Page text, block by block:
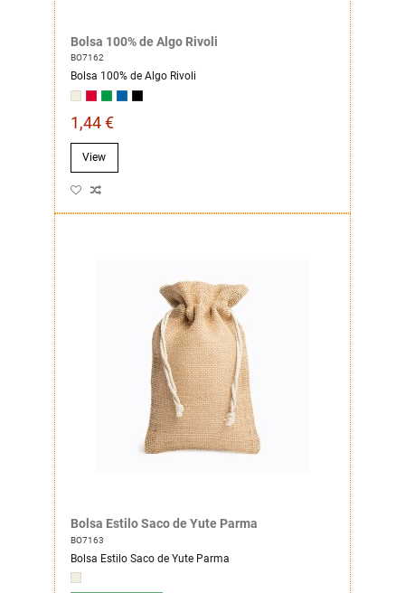
Bolsa 100% de Algo Rivoli
BO7162
Bolsa 100% de Algo Rivoli
1,44 €
View
Bolsa Estilo Saco de Yute Parma
BO7163
Bolsa Estilo Saco de Yute Parma